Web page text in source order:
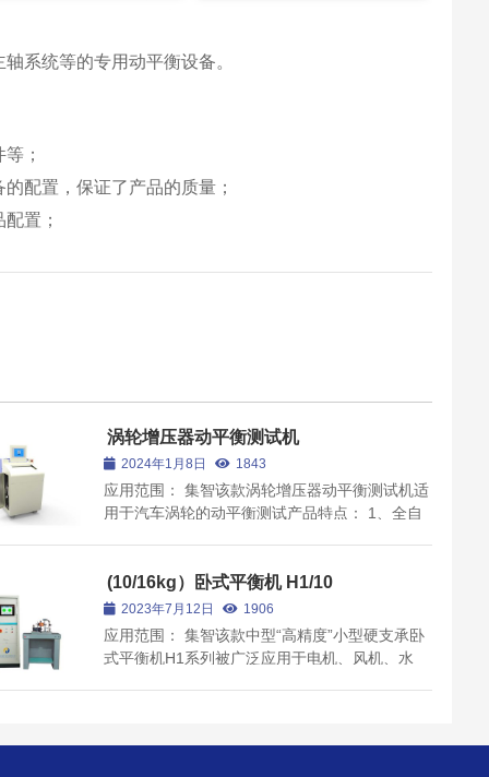
系统等的专用动平衡设备。
；
配置，保证了产品的质量；
置；
涡轮增压器动平衡测试机
2024年1月8日 1843
应用范围： 集智该款涡轮增压器动平衡测试机适
用于汽车涡轮的动平衡测试产品特点： 1、全自
高精度测量系统，测量数据精度高重复性好；
集...
(10/16kg）卧式平衡机 H1/10
2023年7月12日 1906
应用范围： 集智该款中型“高精度”小型硬支承卧
式平衡机H1系列被广泛应用于电机、风机、水
好； 2、每一项配套件...